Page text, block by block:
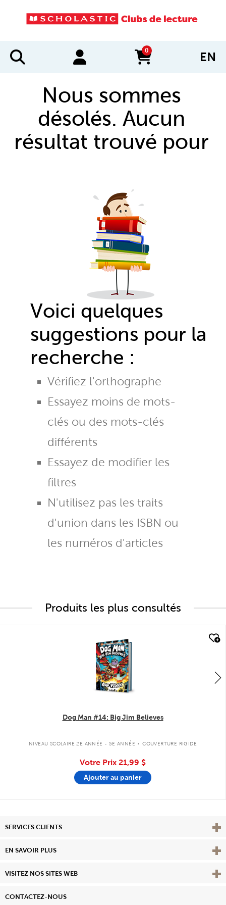
0
items in cart EN
Nous sommes
désolés. Aucun
résultat trouvé pour
Voici quelques
suggestions pour la
recherche :
Vérifiez l'orthographe
Essayez moins de mots-
clés ou des mots-clés
différents
Essayez de modifier les
filtres
N'utilisez pas les traits
d'union dans les ISBN ou
les numéros d'articles
Produits les plus consultés
Dog Man #14: Big Jim Believes
NIVEAU SCOLAIRE 2E ANNÉE - 5E ANNÉE . COUVERTURE RIGIDE
Votre Prix 21,99 $
Ajouter au panier
SERVICES CLIENTS
EN SAVOIR PLUS View
VISITEZ NOS SITES WEB
CONTACTEZ-NOUS